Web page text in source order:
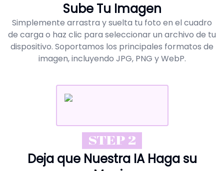
Sube Tu Imagen
Simplemente arrastra y suelta tu foto en el cuadro
de carga o haz clic para seleccionar un archivo de tu
dispositivo. Soportamos los principales formatos de
imagen, incluyendo JPG, PNG y WebP.
STEP 2
Deja que Nuestra IA Haga su